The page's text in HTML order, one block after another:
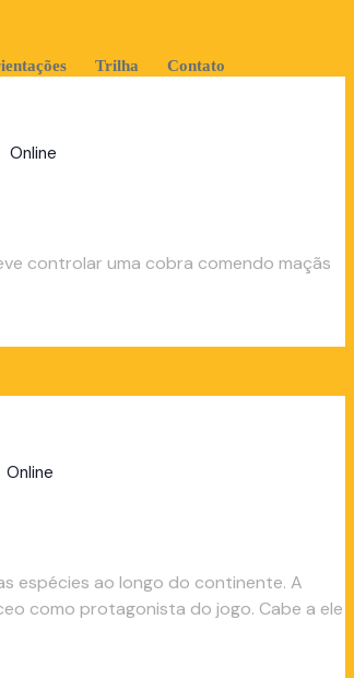
Trilha Contato
Online
controlar uma cobra comendo maçãs
Online
espécies ao longo do continente. A
como protagonista do jogo. Cabe a ele